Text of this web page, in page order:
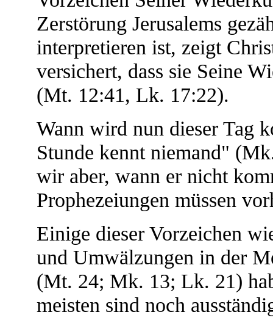
Zerstörung Jerusalems
interpretieren ist, zeigt
versichert, dass sie Seine
(Mt. 12:41, Lk. 17:22).
Wann wird nun dieser Tag
Stunde kennt niemand"
wir aber, wann er nicht
Prophezeiungen müssen
Einige dieser Vorzeichen
und Umwälzungen in der
(Mt. 24; Mk. 13; Lk. 21)
meisten sind noch